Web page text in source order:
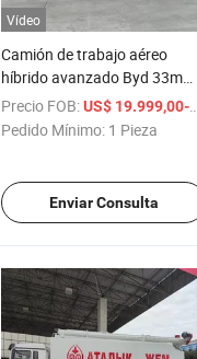
Vídeo
Camión de trabajo aéreo
híbrido avanzado Byd 33m
con batería Blade
Precio FOB:US$ 19.999,00-29.000,00
Pedido Mínimo: 1 Pieza
Enviar Consulta